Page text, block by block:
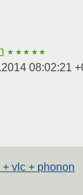
★★★★★
08:02:21
vlc + phonon